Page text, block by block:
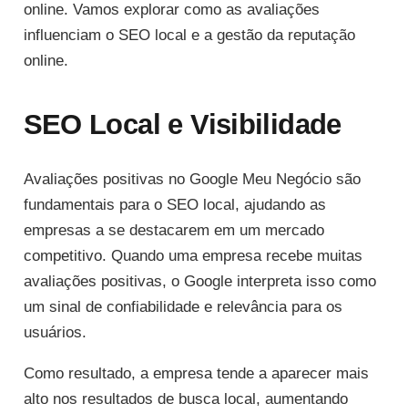
online. Vamos explorar como as avaliações
influenciam o SEO local e a gestão da reputação
online.
SEO Local e Visibilidade
Avaliações positivas no Google Meu Negócio são
fundamentais para o SEO local, ajudando as
empresas a se destacarem em um mercado
competitivo. Quando uma empresa recebe muitas
avaliações positivas, o Google interpreta isso como
um sinal de confiabilidade e relevância para os
usuários.
Como resultado, a empresa tende a aparecer mais
alto nos resultados de busca local, aumentando